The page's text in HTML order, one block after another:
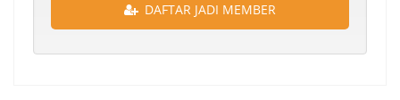
DAFTAR JADI MEMBER